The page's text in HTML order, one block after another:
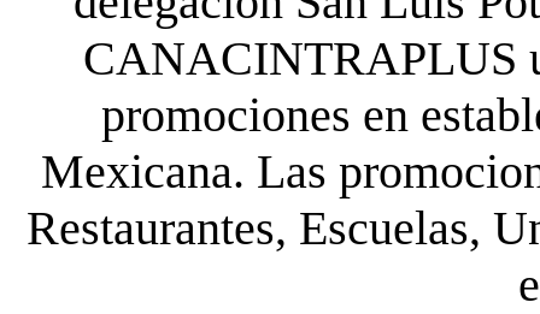
CANACINTRAPLUS
promociones en
Mexicana. Las
Restaurantes, Escuelas,